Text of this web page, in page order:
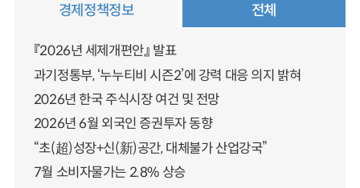
경제정책정보 전체
『2026년 세제개편안』 발표
과기정통부, ‘누누티비 시즌2’에 강력 대응 의지 밝혀
2026년 한국 주식시장 여건 및 전망
2026년 6월 외국인 증권투자 동향
“초(超)성장+신(新)공간, 대체불가 산업강국”
7월 소비자물가는 2.8% 상승